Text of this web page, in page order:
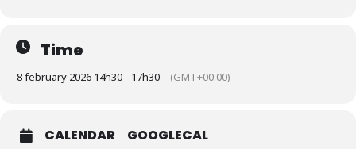
Time
8 february 2026 14h30 - 17h30 (GMT+00:00)
CALENDAR GOOGLECAL